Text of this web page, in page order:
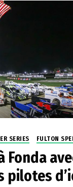
SERIES FULTON
Fonda
pilotes